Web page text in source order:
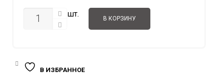
КОЛИЧЕСТВО шт. В КОРЗИНУ
В ИЗБРАННОЕ